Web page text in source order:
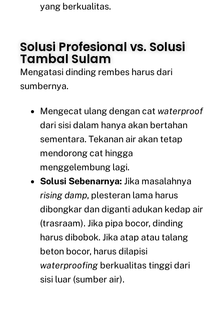
yang berkualitas.
Solusi Profesional vs. Solusi
Tambal Sulam
Mengatasi dinding rembes harus dari
sumbernya.
Mengecat ulang dengan cat waterproof
dari sisi dalam hanya akan bertahan
sementara. Tekanan air akan tetap
mendorong cat hingga
menggelembung lagi.
Solusi Sebenarnya: Jika masalahnya
rising damp, plesteran lama harus
dibongkar dan diganti adukan kedap air
(trasraam). Jika pipa bocor, dinding
harus dibobok. Jika atap atau talang
beton bocor, harus dilapisi
waterproofing berkualitas tinggi dari
sisi luar (sumber air).